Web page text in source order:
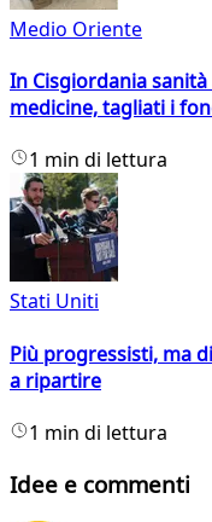
Medio Oriente
In Cisgiordania
medicine, tagliati i
1 min di lettura
Stati Uniti
Più progressisti, ma
a ripartire
1 min di lettura
Idee e commenti